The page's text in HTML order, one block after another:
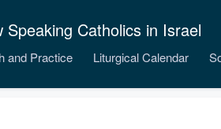
Catholics in Israel
and Practice Liturgical Calendar